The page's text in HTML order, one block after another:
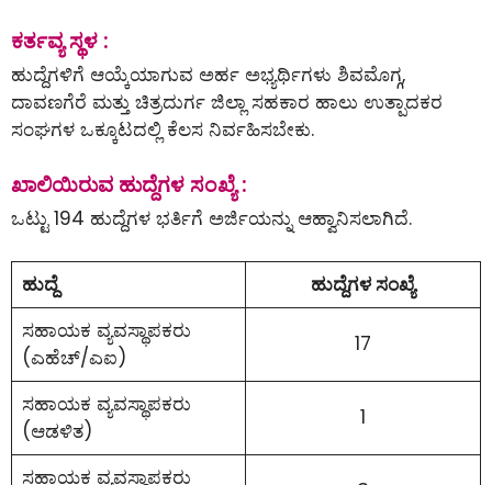
ಕರ್ತವ್ಯ ಸ್ಥಳ :
ಹುದ್ದೆಗಳಿಗೆ ಆಯ್ಕೆಯಾಗುವ ಅರ್ಹ ಅಭ್ಯರ್ಥಿಗಳು ಶಿವಮೊಗ್ಗ,
ದಾವಣಗೆರೆ ಮತ್ತು ಚಿತ್ರದುರ್ಗ ಜಿಲ್ಲಾ ಸಹಕಾರ ಹಾಲು ಉತ್ಪಾದಕರ
ಸಂಘಗಳ ಒಕ್ಕೂಟದಲ್ಲಿ ಕೆಲಸ ನಿರ್ವಹಿಸಬೇಕು.
ಖಾಲಿಯಿರುವ ಹುದ್ದೆಗಳ ಸಂಖ್ಯೆ :
ಒಟ್ಟು 194 ಹುದ್ದೆಗಳ ಭರ್ತಿಗೆ ಅರ್ಜಿಯನ್ನು ಆಹ್ವಾನಿಸಲಾಗಿದೆ.
ಹುದ್ದೆ
ಹುದ್ದೆಗಳ ಸಂಖ್ಯೆ
ಸಹಾಯಕ ವ್ಯವಸ್ಥಾಪಕರು
(ಎಹೆಚ್/ಎಐ)
17
ಸಹಾಯಕ ವ್ಯವಸ್ಥಾಪಕರು
(ಆಡಳಿತ)
1
ಸಹಾಯಕ ವ್ಯವಸ್ಥಾಪಕರು